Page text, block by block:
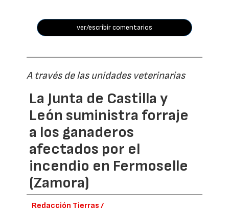
ver/escribir comentarios
A través de las unidades veterinarias
La Junta de Castilla y
León suministra forraje
a los ganaderos
afectados por el
incendio en Fermoselle
(Zamora)
Redacción Tierras /